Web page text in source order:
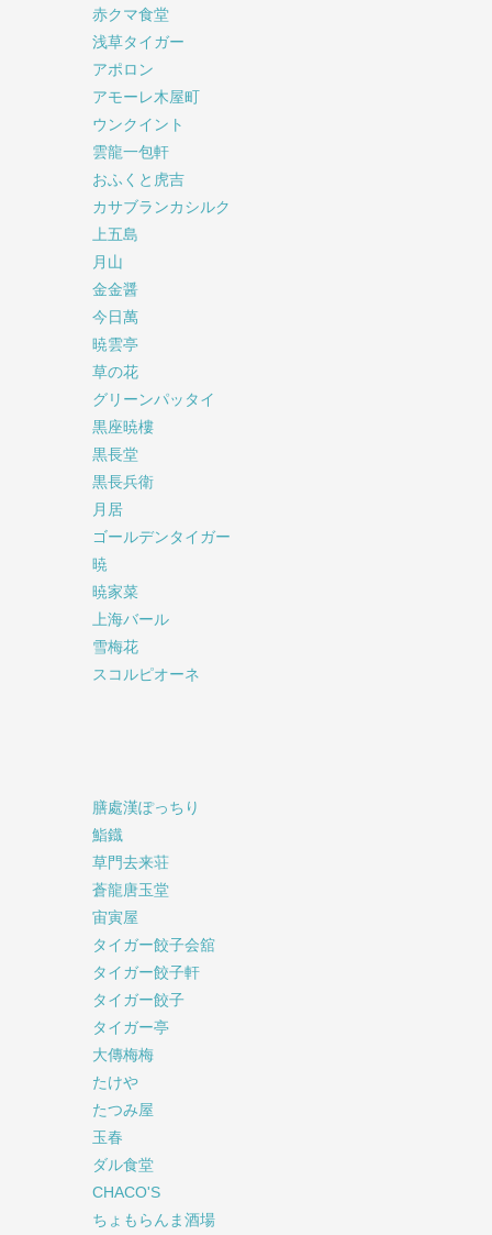
赤クマ食堂
浅草タイガー
アポロン
アモーレ木屋町
ウンクイント
雲龍一包軒
おふくと虎吉
カサブランカシルク
上五島
月山
金金醤
今日萬
暁雲亭
草の花
グリーンパッタイ
黒座暁樓
黒長堂
黒長兵衛
月居
ゴールデンタイガー
暁
暁家菜
上海バール
雪梅花
スコルピオーネ
膳處漢ぽっちり
鮨鐡
草門去来荘
蒼龍唐玉堂
宙寅屋
タイガー餃子会舘
タイガー餃子軒
タイガー餃子
タイガー亭
大傳梅梅
たけや
たつみ屋
玉春
ダル食堂
CHACO'S
ちょもらんま酒場